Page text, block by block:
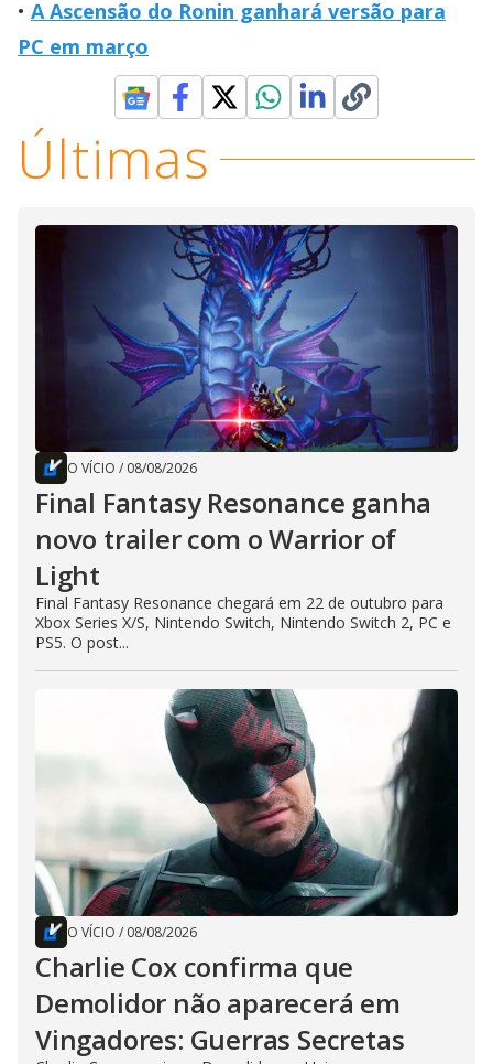
A Ascensão do Ronin ganhará versão para
PC em março
Últimas
O VÍCIO / 08/08/2026
Final Fantasy Resonance ganha
novo trailer com o Warrior of
Light
Final Fantasy Resonance chegará em 22 de outubro para
Xbox Series X/S, Nintendo Switch, Nintendo Switch 2, PC e
PS5. O post...
O VÍCIO / 08/08/2026
Charlie Cox confirma que
Demolidor não aparecerá em
Vingadores: Guerras Secretas